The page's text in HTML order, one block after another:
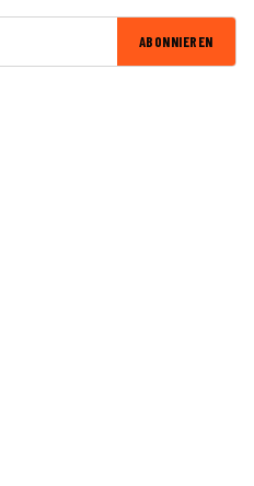
ABONNIEREN